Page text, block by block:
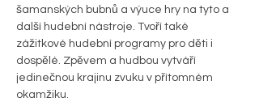
šamanských bubnů a výuce hry na tyto a
další hudební nástroje. Tvoří také
zážitkové hudební programy pro děti i
dospělé. Zpěvem a hudbou vytváří
jedinečnou krajinu zvuku v přítomném
okamžiku.